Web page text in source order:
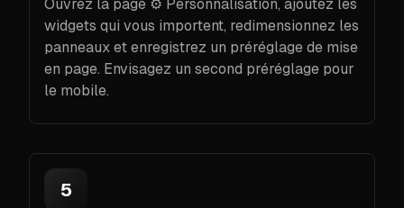
Ouvrez la page ⚙️ Personnalisation, ajoutez les
widgets qui vous importent, redimensionnez les
panneaux et enregistrez un préréglage de mise
en page. Envisagez un second préréglage pour
le mobile.
5